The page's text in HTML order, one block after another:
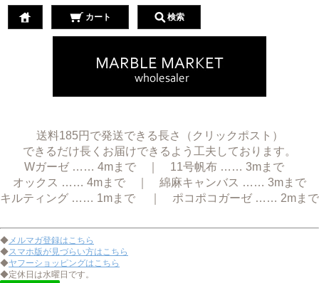
カート 検索
送料185円で発送できる長さ（クリックポスト）
できるだけ長くお届けできるよう工夫しております。
Wガーゼ …… 4mまで ｜ 11号帆布 …… 3mまで
オックス …… 4mまで ｜ 綿麻キャンバス …… 3mまで
キルティング …… 1mまで ｜ ポコポコガーゼ …… 2mまで
◆メルマガ登録はこちら
◆スマホ版が見づらい方はこちら
◆ヤフーショッピングはこちら
◆定休日は水曜日です。